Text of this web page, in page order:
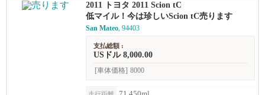
2011 トヨタ 2011 Scion tC
低マイル！今は珍しいScion tC売ります
San Mateo, 94403
支払総額 :
USドル 8,000.00
[車体価格] 8000